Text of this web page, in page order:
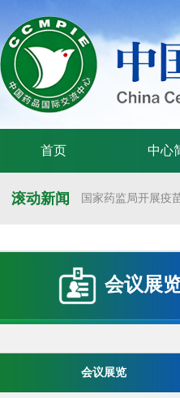
首页 中心
滚动新闻 国家药监局开展疫
国家药监局药审中
国家药监局药审中
国家药监局 国家卫
关于举办第十六届
会议展
会议展览